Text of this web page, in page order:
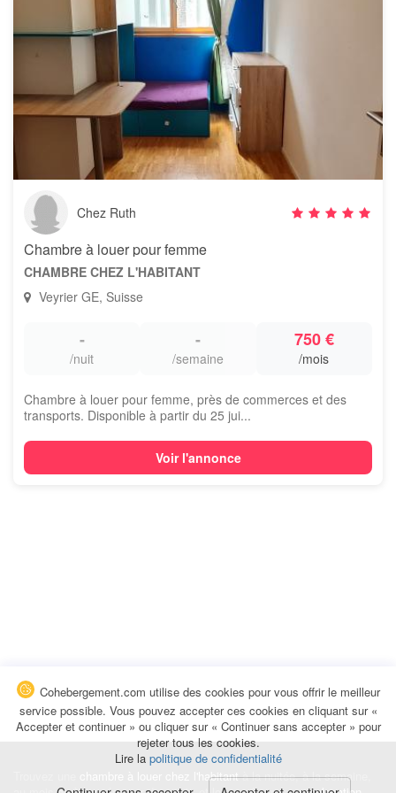
Chez Ruth
Chambre à louer pour femme
CHAMBRE CHEZ L'HABITANT
Veyrier GE, Suisse
-
/nuit
-
/semaine
750 €
/mois
Chambre à louer pour femme, près de commerces et des
transports. Disponible à partir du 25 jui...
Voir l'annonce
chambre à louer chez l'habitantà la nuitée, à la semaine,
Cohebergement.com utilise des cookies pour vous offrir le meilleur
service possible. Vous pouvez accepter ces cookies en cliquant sur «
Accepter et continuer » ou cliquer sur « Continuer sans accepter » pour
rejeter tous les cookies.
Lire la politique de confidentialité